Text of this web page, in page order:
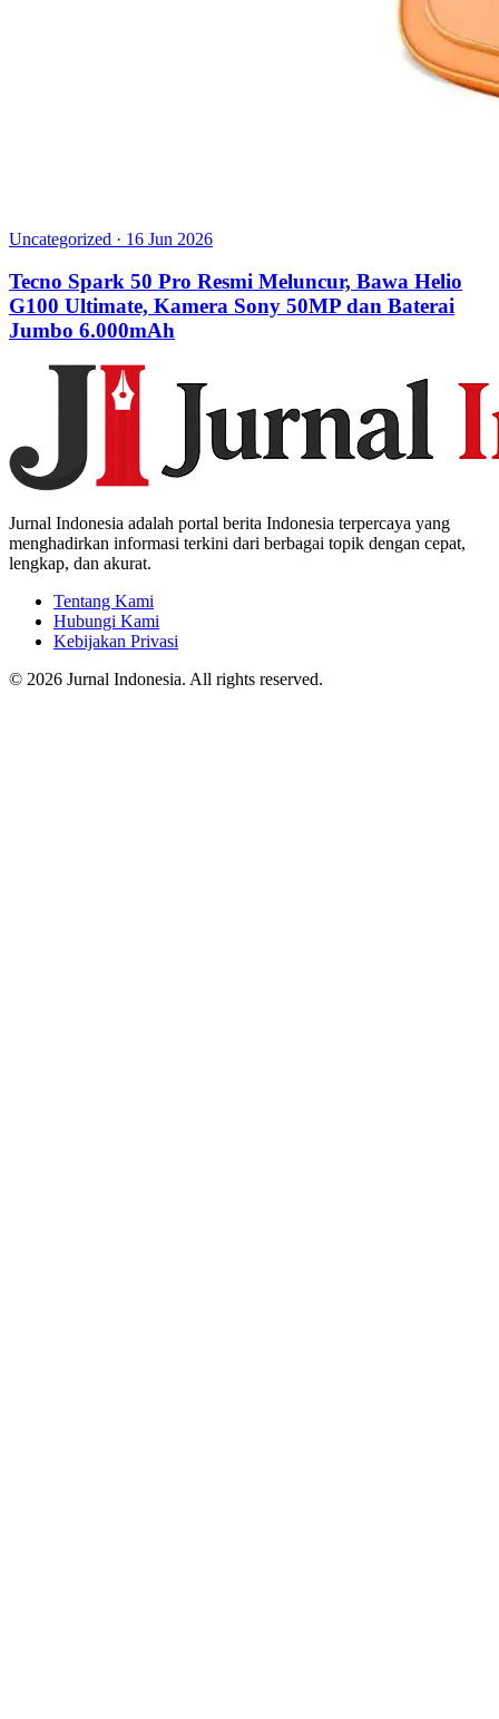
Uncategorized · 16 Jun 2026
Tecno Spark 50 Pro Resmi Meluncur, Bawa Helio
G100 Ultimate, Kamera Sony 50MP dan Baterai
Jumbo 6.000mAh
Jurnal Indonesia adalah portal berita Indonesia terpercaya yang
menghadirkan informasi terkini dari berbagai topik dengan cepat,
lengkap, dan akurat.
Tentang Kami
Hubungi Kami
Kebijakan Privasi
© 2026 Jurnal Indonesia. All rights reserved.